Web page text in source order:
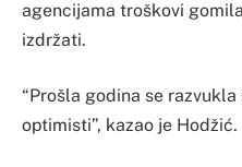
agencijama troškovi
izdržati.
“Prošla godina se
optimisti”, kazao je Hodžić.